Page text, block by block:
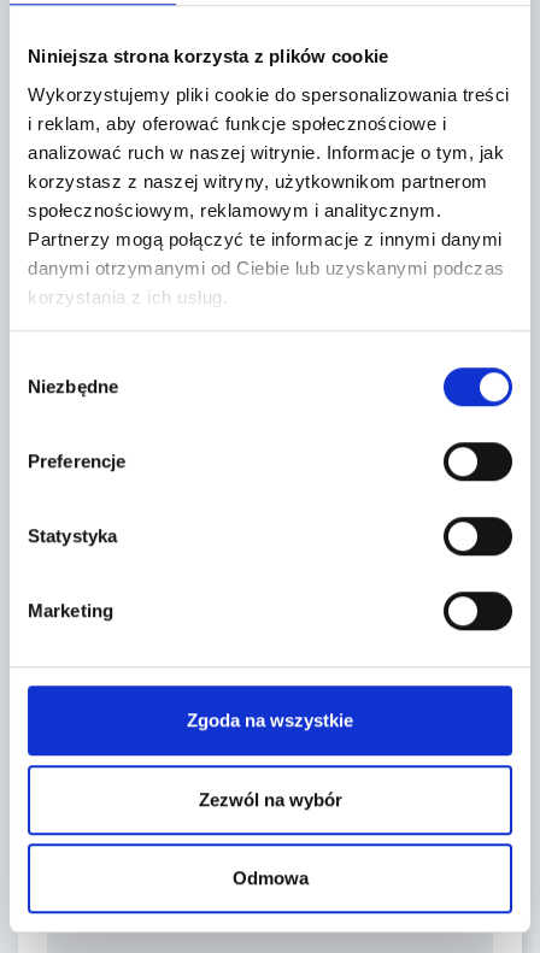
Niniejsza strona korzysta z plików cookie
Wykorzystujemy pliki cookie do spersonalizowania treści
i reklam, aby oferować funkcje społecznościowe i
analizować ruch w naszej witrynie. Informacje o tym, jak
korzystasz z naszej witryny, użytkownikom partnerom
społecznościowym, reklamowym i analitycznym.
Partnerzy mogą połączyć te informacje z innymi danymi
danymi otrzymanymi od Ciebie lub uzyskanymi podczas
korzystania z ich usług.
zgody
Niezbędne
Preferencje
Statystyka
Marketing
Zgoda na wszystkie
Zezwól na wybór
Odmowa
Żytnia 2
+
−